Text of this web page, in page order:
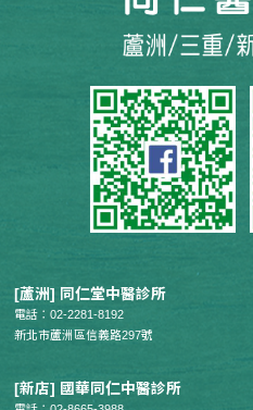
[蘆洲] 同仁堂中醫診所
電話：02-2281-8192
新北市蘆洲區信義路297號
[新店] 國華同仁中醫診所